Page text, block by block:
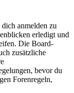
anmelden zu
erledigt und
Die Board-
zusätzliche
bevor du
Forenregeln,